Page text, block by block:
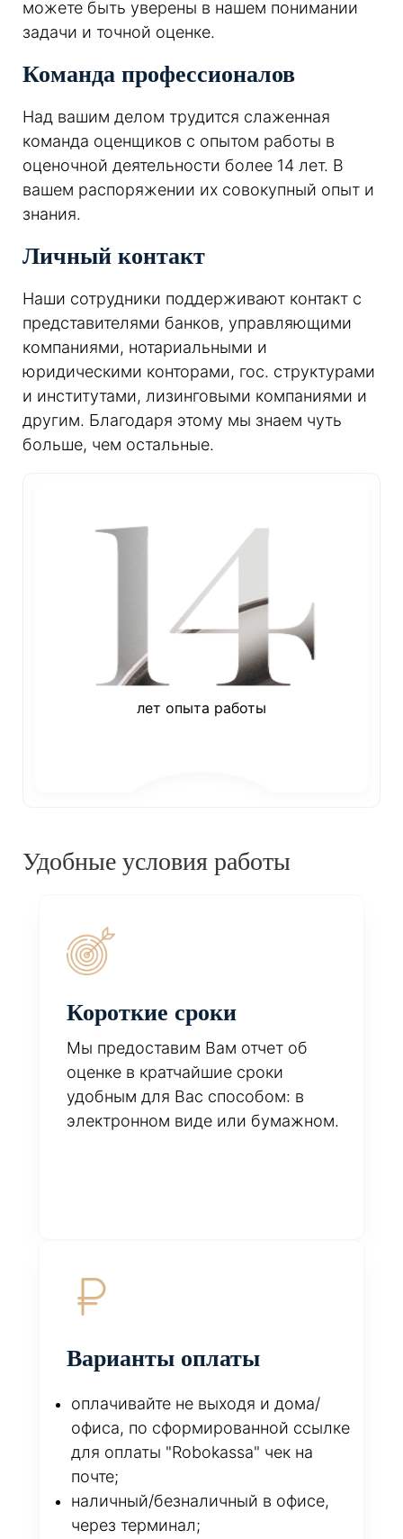
можете быть уверены в нашем понимании
задачи и точной оценке.
Команда профессионалов
Над вашим делом трудится слаженная
команда оценщиков с опытом работы в
оценочной деятельности более 14 лет. В
вашем распоряжении их совокупный опыт и
знания.
Личный контакт
Наши сотрудники поддерживают контакт с
представителями банков, управляющими
компаниями, нотариальными и
юридическими конторами, гос. структурами
и институтами, лизинговыми компаниями и
другим. Благодаря этому мы знаем чуть
больше, чем остальные.
лет опыта работы
Удобные условия работы
Короткие сроки
Мы предоставим Вам отчет об
оценке в кратчайшие сроки
удобным для Вас способом: в
электронном виде или бумажном.
Варианты оплаты
оплачивайте не выходя и дома/
офиса, по сформированной ссылке
для оплаты "Robokassa" чек на
почте;
наличный/безналичный в офисе,
через терминал;